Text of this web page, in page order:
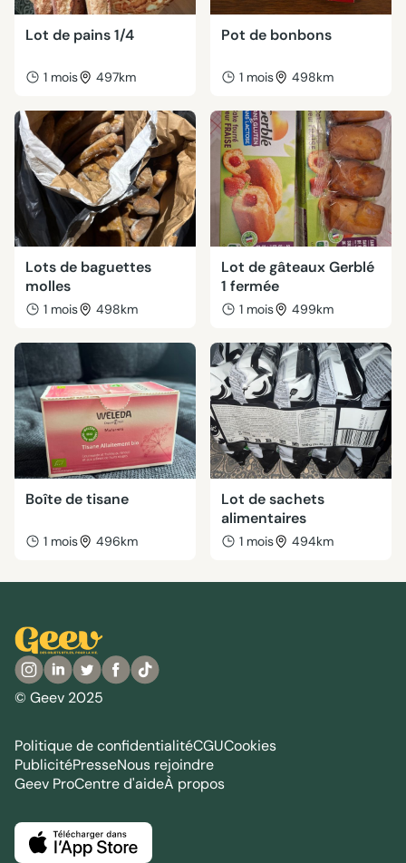
Lot de pains 1/4
1 mois 497km
Pot de bonbons
1 mois 498km
Lots de baguettes
molles
1 mois 498km
Lot de gâteaux Gerblé
1 fermée
1 mois 499km
Boîte de tisane
1 mois 496km
Lot de sachets
alimentaires
1 mois 494km
© Geev 2025
Politique de confidentialitéCGUCookies
PublicitéPresseNous rejoindre
Geev ProCentre d'aideÀ propos